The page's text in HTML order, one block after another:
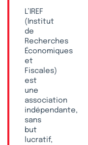
L’IREF
(Institut
de
Recherches
Économiques
et
Fiscales)
est
une
association
indépendante,
sans
but
lucratif,